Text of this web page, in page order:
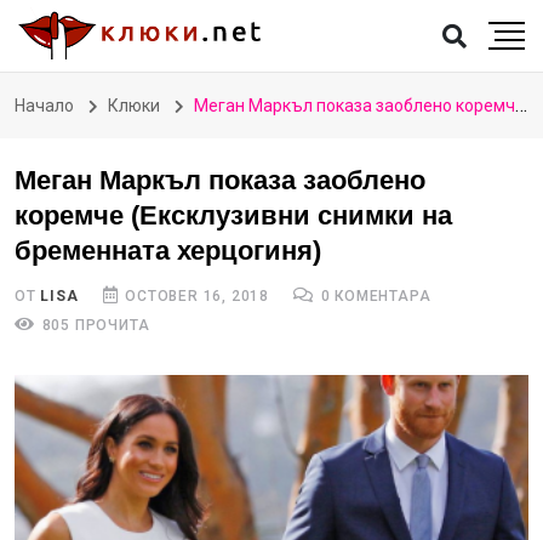
Начало Клюки Меган Маркъл показа заоблено коремче (Ексклузивни снимки на бременната херцогиня)
Меган Маркъл показа заоблено
коремче (Ексклузивни снимки на
бременната херцогиня)
ОТ LISA OCTOBER 16, 2018
0 КОМЕНТАРА
805 ПРОЧИТА